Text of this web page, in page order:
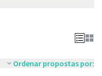
Ordenar propostas por: